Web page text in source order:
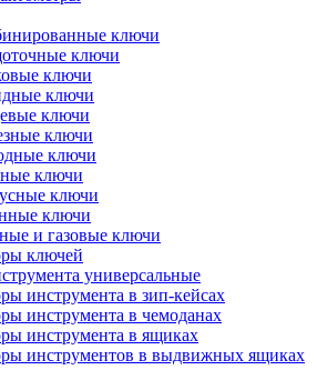
ключи
ключи
ключи
ключи
ключи
ключи
ключи
ключи
ключи
ключи
и газовые ключи
ключей
универсальные
инструмента в зип-кейсах
инструмента в чемоданах
инструмента в ящиках
инструментов в выдвижных ящиках